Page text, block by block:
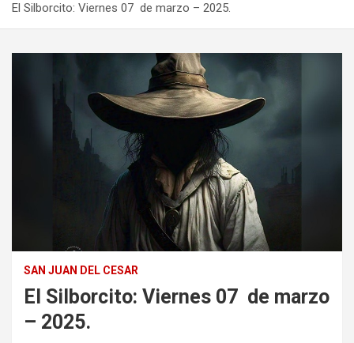
El Silborcito: Viernes 07 de marzo – 2025.
SAN JUAN DEL CESAR
El Silborcito: Viernes 07 de marzo
– 2025.